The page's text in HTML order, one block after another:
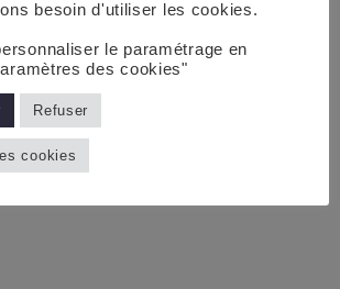
besoin d'utiliser les cookies.
le paramétrage en
des cookies"
Refuser
cookies